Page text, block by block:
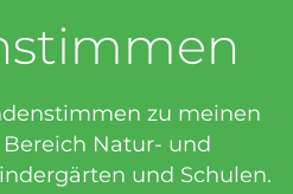
zu meinen
Natur- und
und Schulen.